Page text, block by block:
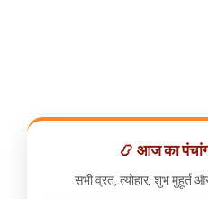
📿 आज का
सभी व्रत, त्योहार, शुभ मुहूर्त